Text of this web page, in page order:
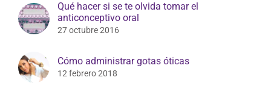
Qué hacer si se te olvida tomar el
anticonceptivo oral
27 octubre 2016
Cómo administrar gotas óticas
12 febrero 2018